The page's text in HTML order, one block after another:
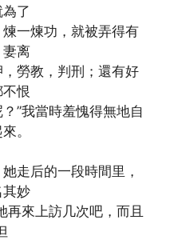
了
一煉功，就被弄得有
妻离
勞教，判刑；還有好
恨
”我當時羞愧得無地自
。
走后的一段時間里，
其妙
再來上訪几次吧，而且